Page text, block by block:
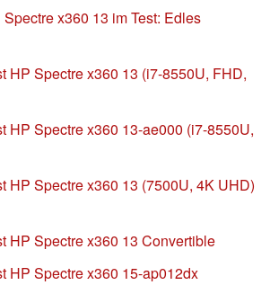
Spectre x360 13 im Test: Edles
HP Spectre x360 13 (i7-8550U, FHD,
HP Spectre x360 13-ae000 (i7-8550U,
HP Spectre x360 13 (7500U, 4K UHD)
HP Spectre x360 13 Convertible
HP Spectre x360 15-ap012dx